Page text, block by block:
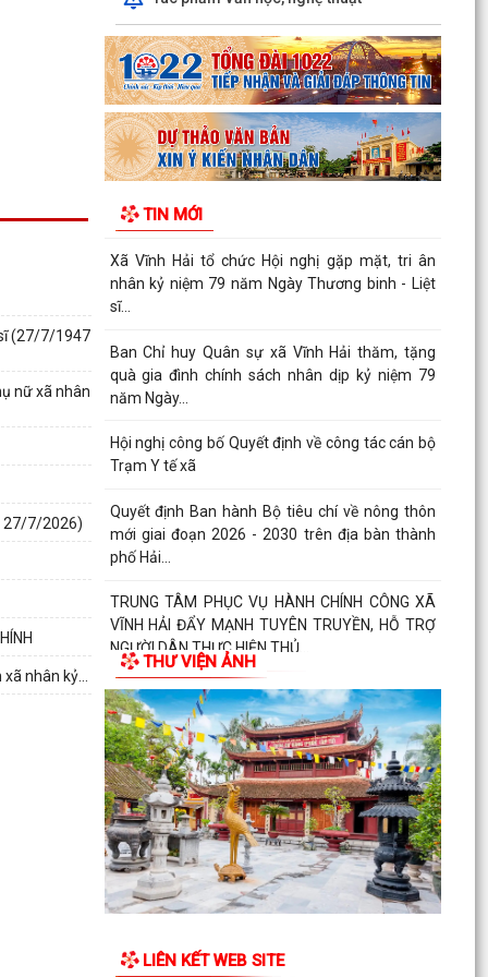
(27/7/1947
nữ xã nhân
27/7/2026)
nhân kỷ...
TIN MỚI
Xã Vĩnh Hải tổ chức Hội nghị gặp mặt, tri ân
sĩ...
Ban Chỉ huy Quân sự xã Vĩnh Hải thăm, tặng
quà gia đình chính sách nhân dịp kỷ niệm 79
năm Ngày...
Trạm Y tế xã
Quyết định Ban hành Bộ tiêu chí về nông thôn
mới giai đoạn 2026 - 2030 trên địa bàn thành
phố Hải...
TRUNG TÂM PHỤC VỤ HÀNH CHÍNH CÔNG XÃ
VĨNH HẢI ĐẨY MẠNH TUYÊN TRUYỀN, HỖ TRỢ
NGƯỜI DÂN THỰC HIỆN THỦ...
Xã Vĩnh Hải tổ chức các đoàn đến thăm, tặng
quà các đồng chí thương binh, bệnh binh và các
Quyết định về việc công bố Danh mục thủ tục
hành chính mới ban hành, bị bãi bỏ thuộc phạm
Quyết định Ban hành Bộ tiêu chí về nông thôn
mới giai đoạn 2026 - 2030trên địa bàn thành
phố Hải...
Xã Vĩnh Hải phối hợp với Hội đồng hương thành
phố Hải Phòng, Chi hội đồng hương Vĩnh Bảo tại
thành...
Quyết định về việc công bố thủ tục hành chính
đặc thù mới ban hành lĩnh vực đất đai thuộc
phạm vi...
UBND xã Vĩnh Hải triển khai Kế hoạch tổ chức
THƯ VIỆN ẢNH
LIÊN KẾT WEB SITE